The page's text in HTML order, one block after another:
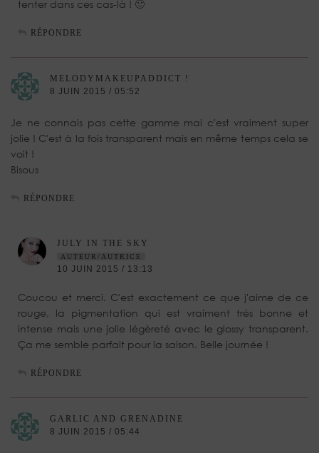
tenter dans ces cas-là ! 🙂
RÉPONDRE
MELODYMAKEUPADDICT !
8 JUIN 2015 / 05:52
Je ne connais pas cette gamme mai c'est vraiment super
jolie ! C'est à la fois transparent mais en même temps cela se
voit !
Bisous
RÉPONDRE
JULY IN THE SKY
AUTEUR/AUTRICE
10 JUIN 2015 / 13:13
Coucou et merci. C'est exactement ce que j'aime de ce
rouge, la pigmentation qui est vraiment très bonne et
intense mais une jolie légèreté avec le glossy transparent.
Ça me semble parfait pour la saison. Belle journée !
RÉPONDRE
GARLIC AND GRENADINE
8 JUIN 2015 / 05:44